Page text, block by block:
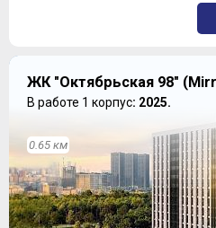
ЖК "Октябрьская 98"
В работе 1 корпус: 2025.
0.65 км